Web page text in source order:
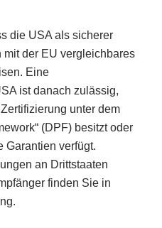
die USA als sicherer
mit der EU vergleichbares
Eine
ist danach zulässig,
unter dem
(DPF) besitzt oder
Garantien verfügt.
an Drittstaaten
finden Sie in